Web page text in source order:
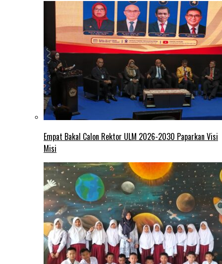
Empat Bakal Calon Rektor ULM 2026-2030 Paparkan Visi
Misi